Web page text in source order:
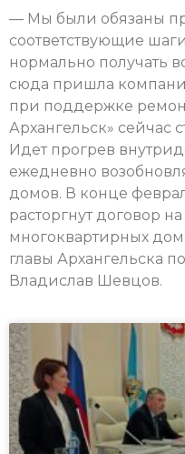
— Мы были обязаны
соответствующие
нормально получать
сюда пришла
при поддержке
Архангельск» сейчас
Идет прогрев
ежедневно
домов. В конце
расторгнут договор
многоквартирных
главы Архангельска
Владислав Шевцов.